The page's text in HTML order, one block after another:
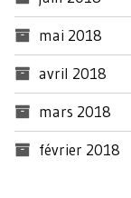
mai 2018
avril 2018
mars 2018
février 2018